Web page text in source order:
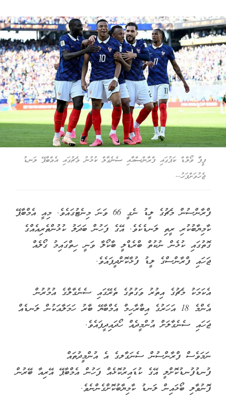
ފީފާ ވޯލްޑް ކަޕުގައި ފްރާންސްއާއި ސެނެގާލް ކުޅުނު މެޗުގައި އެމްބާޕޭ ލަނޑު
ޖެހުމަށްފަހު--
ފްރާންސުން މެޗުގެ ލީޑު ނެގީ 66 ވަނަ މިނެޓުގައެވެ. މިއީ އެމްބާޕޭ
ކާމިޔާބުކުރި ރީތި ލަނޑެކެވެ. އޭގެ ފަހުން ބަދަލު ކުޅުންތެރިއެއްގެ
ގޮތުގައި ކުޅެން ނުކުތް ބްރެޑްލީ ބާކޯލާ ވަނީ ހިތްގައިމު ގޯލެއް
ޖަހައި ފްރާންސްގެ ލީޑު ފުޅާކޮށްދީފައެވެ.
އެކަމަކު މެޗުގެ އިތުރު ވަގުތުގެ ތެރޭގައި ސެނެގާލްގެ އުމުރުން
އެންމެ 18 އަހަރުގެ އިބްރާހިމް އެމްބާޔޭ ބާރު ހަމަލާއަކުން ލަނޑެއް
ޖަހައި ސެނެގާލަށް އުންމީދެއް ހޯދައިދީފައެވެ.
ނަމަވެސް ފްރާންސުން ސެނަގާލގެ އެ އުންމީދުތައް
ފުނޑުފުނޑުކޮށްލީ އޭގެ ކުޑައިރުކޮޅެއް ފަހުން އެމްބާޕޭ އޭރިއާ ބޭރުން
ފޮނުވާލި ބޯޅައިން ލަނޑު ކާމިޔާބުކޮށްގެންނެވެ.